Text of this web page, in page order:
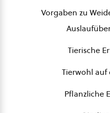
Vorgaben zu
Tierische
Tierwohl auf
Pflanzliche